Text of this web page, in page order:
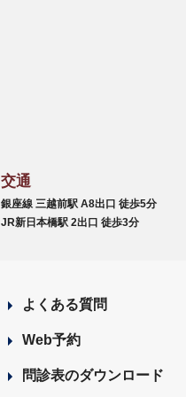
交通
銀座線 三越前駅 A8出口 徒歩5分
JR新日本橋駅 2出口 徒歩3分
よくある質問
Web予約
問診表のダウンロード